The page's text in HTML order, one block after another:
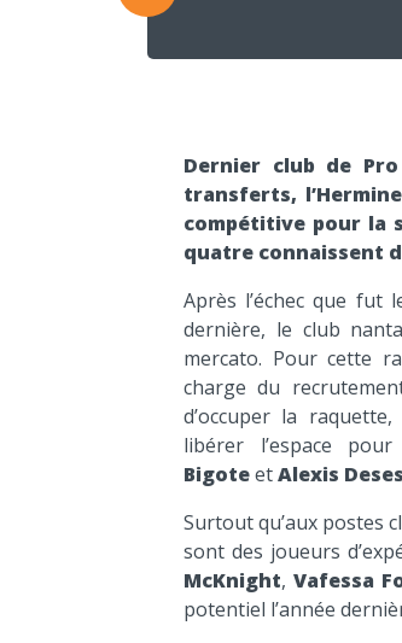
Dernier club de
transferts,
compétitive pour la
quatre connaissent
Après l’échec que fut
dernière, le club
mercato. Pour cette
charge du
d’occuper la
libérer l’espace
BigoteetAlexis
Surtout qu’aux postes
sont des joueurs
McKnight, Vafessa
potentiel l’année